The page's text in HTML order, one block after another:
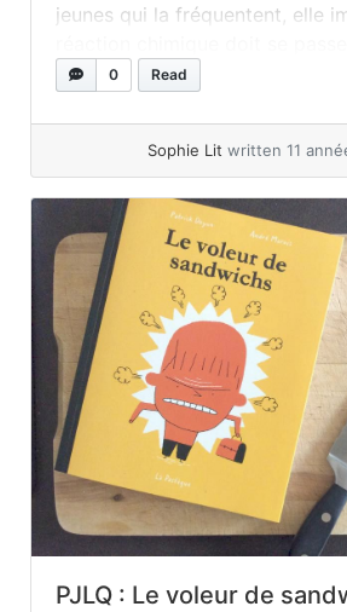
jeunes qui la fréquentent, elle
cerveau des jeunes de 13 ans et
more
0 Read
Sophie Lit written 11
PJLQ : Le voleur de